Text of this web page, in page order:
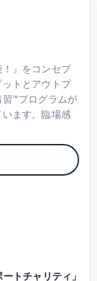
！』をコンセプ
トとアウトプ
™プログラムが
ます。臨場感
トチャリティ」